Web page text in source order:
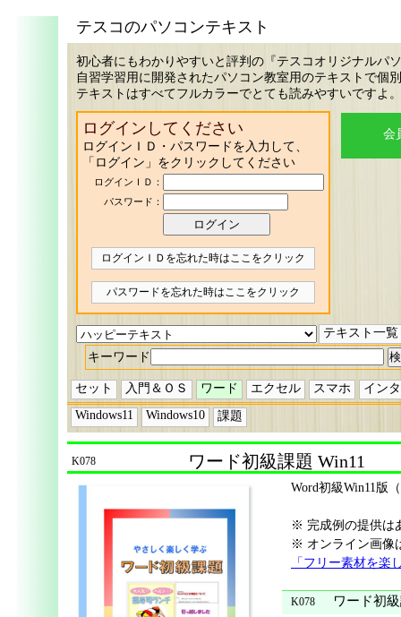
テスコのパソコンテキスト
初心者にもわかりやすいと評判の『テスコオリジナルパ
自習学習用に開発されたパソコン教室用のテキストで個
テキストはすべてフルカラーでとても読みやすいですよ。
ログインしてください
ログインＩＤ・パスワードを入力して、
「ログイン」をクリックしてください
ログインＩＤ：
パスワード：
ログインＩＤを忘れた時はここをクリック
パスワードを忘れた時はここをクリック
会
テキスト一覧
キーワード
セット 入門＆ＯＳ ワード エクセル スマホ
イン
Windows11
Windows10 課題
K078 ワード初級課題 Win11
Word初級Win11版
※ 完成例の提供は
※ オンライン画像
「フリー素材を楽
K078 ワード初